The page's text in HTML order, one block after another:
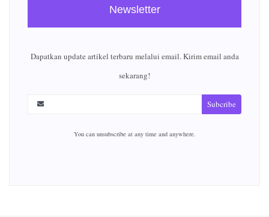
Newsletter
Dapatkan update artikel terbaru melalui email. Kirim email anda
sekarang!
Subcribe
You can unsubscribe at any time and anywhere.